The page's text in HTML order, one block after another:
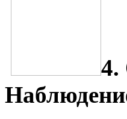
4.